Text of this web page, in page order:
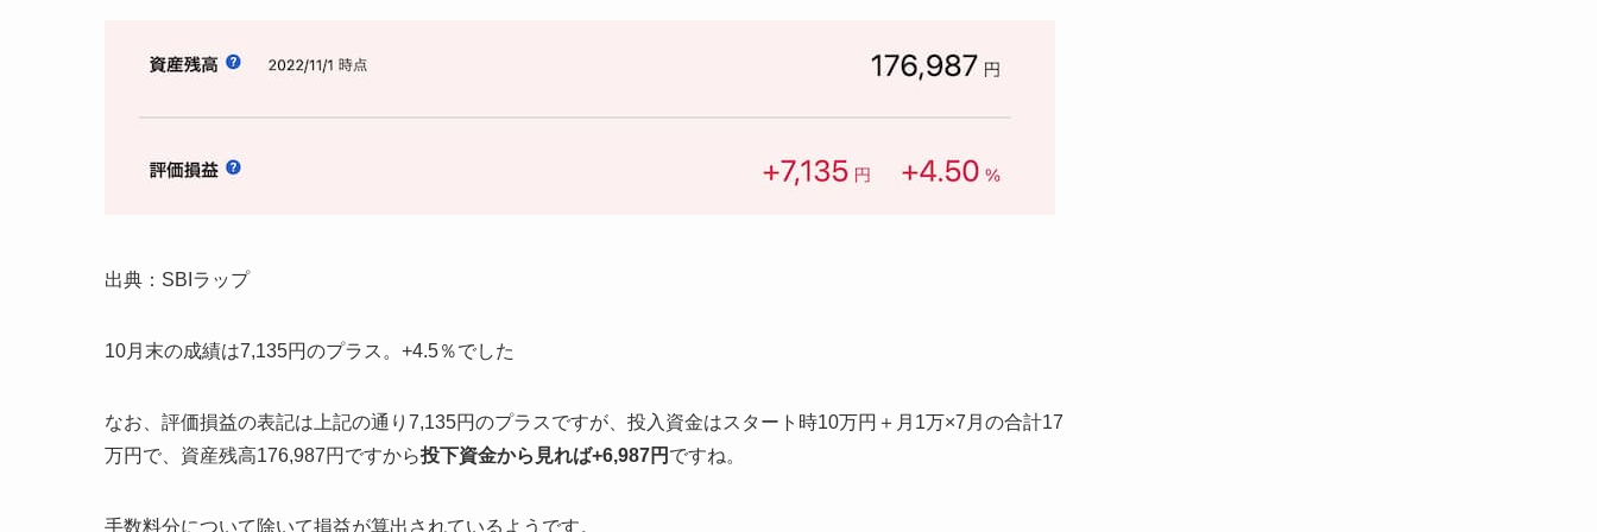
出典：SBIラップ
10月末の成績は7,135円のプラス。+4.5％でした
なお、評価損益の表記は上記の通り7,135円のプラスですが、投入資金はスタート時10万円＋月1万×7月の合計17
万円で、資産残高176,987円ですから投下資金から見れば+6,987円 ですね。
手数料分について除いて損益が算出されているようです。